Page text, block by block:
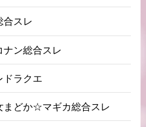
合スレ
ナン総合スレ
ドラクエ
まどか☆マギカ総合スレ